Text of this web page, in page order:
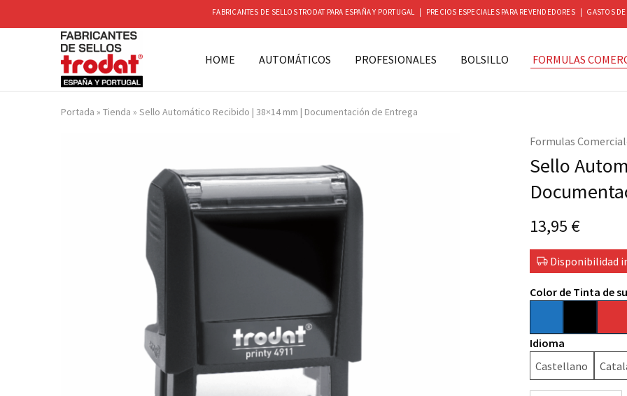
FABRICANTES DE SELLOS TRODAT PARA ESPAÑA Y PORTUGAL | PRECIOS ESPECIALES PARA REVENDEDORES | GASTOS DE
Sellos
Trodat
HOME AUTOMÁTICOS PROFESIONALES BOLSILLO FORMULAS
Portada » Tienda » Sello Automático Recibido | 38×14 mm | Documentación de Entrega
Formulas
Sello
13,95 €
Disponibilidad
Color de Tinta de
Idioma
Castellano